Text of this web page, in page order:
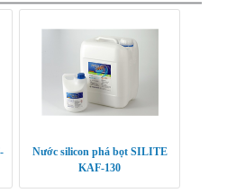
Nước silicon phá bọt SILITE
KAF-130